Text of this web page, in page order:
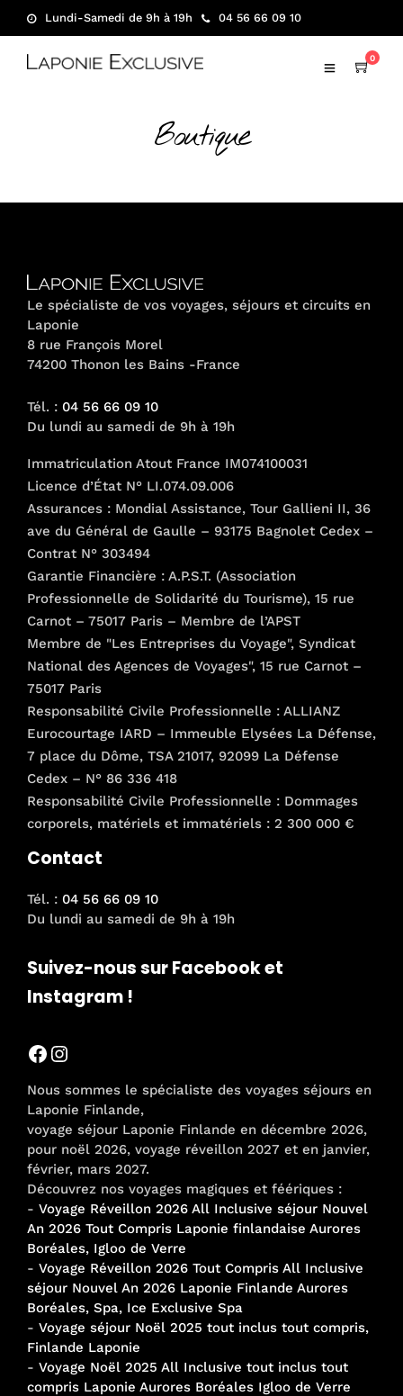
Lundi-Samedi de 9h à 19h 04 56 66 09 10
0
Boutique
Le spécialiste de vos voyages, séjours et circuits en
Laponie
8 rue François Morel
74200 Thonon les Bains -France
Tél. : 04 56 66 09 10
Du lundi au samedi de 9h à 19h
Immatriculation Atout France IM074100031
Licence d’État N° LI.074.09.006
Assurances : Mondial Assistance, Tour Gallieni II, 36
ave du Général de Gaulle – 93175 Bagnolet Cedex –
Contrat N° 303494
Garantie Financière : A.P.S.T. (Association
Professionnelle de Solidarité du Tourisme), 15 rue
Carnot – 75017 Paris – Membre de l’APST
Membre de "Les Entreprises du Voyage", Syndicat
National des Agences de Voyages", 15 rue Carnot –
75017 Paris
Responsabilité Civile Professionnelle : ALLIANZ
Eurocourtage IARD – Immeuble Elysées La Défense,
7 place du Dôme, TSA 21017, 92099 La Défense
Cedex – N° 86 336 418
Responsabilité Civile Professionnelle : Dommages
corporels, matériels et immatériels : 2 300 000 €
Contact
Tél. : 04 56 66 09 10
Du lundi au samedi de 9h à 19h
Suivez-nous sur Facebook et
Instagram !
Facebook
Instagram
Nous sommes le spécialiste des voyages séjours en
Laponie Finlande,
voyage séjour Laponie Finlande en décembre 2026,
pour noël 2026, voyage réveillon 2027 et en janvier,
février, mars 2027.
Découvrez nos voyages magiques et féériques :
- Voyage Réveillon 2026 All Inclusive séjour Nouvel
An 2026 Tout Compris Laponie finlandaise Aurores
Boréales, Igloo de Verre
- Voyage Réveillon 2026 Tout Compris All Inclusive
séjour Nouvel An 2026 Laponie Finlande Aurores
Boréales, Spa, Ice Exclusive Spa
- Voyage séjour Noël 2025 tout inclus tout compris,
Finlande Laponie
- Voyage Noël 2025 All Inclusive tout inclus tout
compris Laponie Aurores Boréales Igloo de Verre